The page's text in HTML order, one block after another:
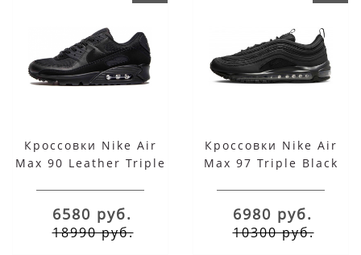
Кроссовки Nike Air
Max 90 Leather Triple
6580 руб.
18990 руб.
Кроссовки Nike Air
Max 97 Triple Black
6980 руб.
10300 руб.